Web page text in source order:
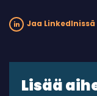
Jaa LinkedInissä
Lisää